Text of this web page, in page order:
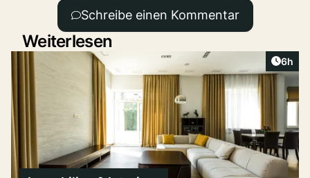
Schreibe einen Kommentar
Weiterlesen
6h